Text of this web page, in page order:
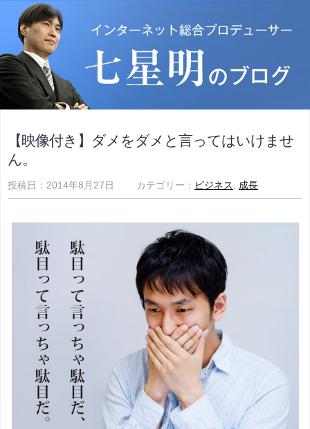
【映像付き】ダメをダメと言ってはいけませ
ん。
投稿日：2014年8月27日 カテゴリー： ビジネス, 成長